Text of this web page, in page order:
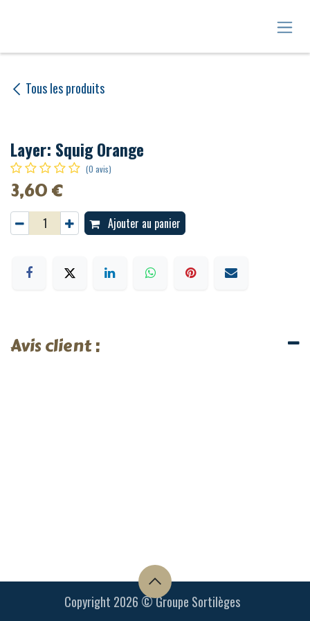
Tous les produits
Layer: Squig Orange
(0 avis)
3,60€
Ajouter au panier
Avis client :
Copyright 2026 © Groupe Sortilèges